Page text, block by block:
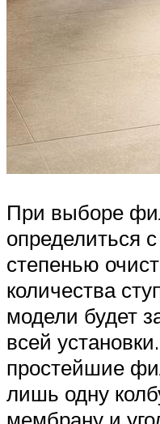
При выборе
определиться
степенью
количества
модели будет
всей
простейшие
лишь одну